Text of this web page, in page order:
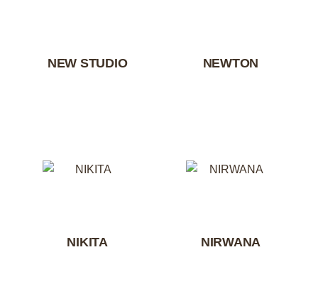
NEW STUDIO NEWTON
NIKITA NIRWANA